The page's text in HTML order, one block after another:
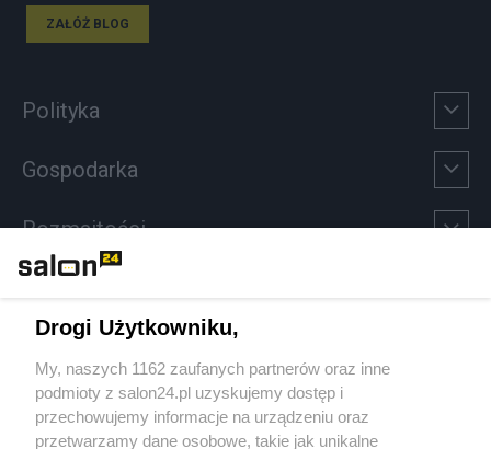
ZAŁÓŻ BLOG
Polityka
Gospodarka
Rozmaitości
Sport
Społeczeństwo
Drogi Użytkowniku,
My, naszych 1162 zaufanych partnerów oraz inne
podmioty z salon24.pl uzyskujemy dostęp i
przechowujemy informacje na urządzeniu oraz
przetwarzamy dane osobowe, takie jak unikalne